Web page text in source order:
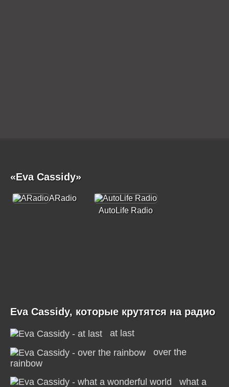
«Eva Cassidy»
ARadio
AutoLife Radio
Eva Cassidy, которые крутятся на радио
at last
over the
rainbow
what a